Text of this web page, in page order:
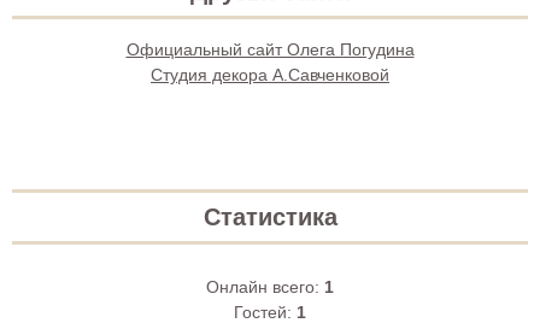
Официальный сайт Олега Погудина
Студия декора А.Савченковой
Статистика
Онлайн всего: 1
Гостей: 1